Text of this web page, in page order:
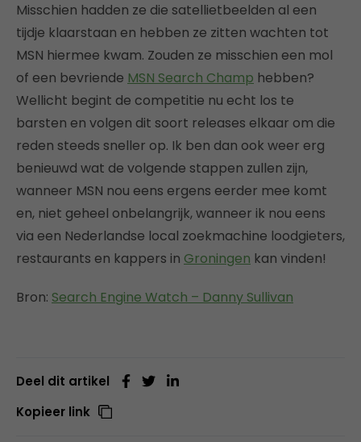
Misschien hadden ze die satellietbeelden al een
tijdje klaarstaan en hebben ze zitten wachten tot
MSN hiermee kwam. Zouden ze misschien een mol
of een bevriende MSN Search Champ hebben?
Wellicht begint de competitie nu echt los te
barsten en volgen dit soort releases elkaar om die
reden steeds sneller op. Ik ben dan ook weer erg
benieuwd wat de volgende stappen zullen zijn,
wanneer MSN nou eens ergens eerder mee komt
en, niet geheel onbelangrijk, wanneer ik nou eens
via een Nederlandse local zoekmachine loodgieters,
restaurants en kappers in Groningen kan vinden!
Bron: Search Engine Watch – Danny Sullivan
Deel dit artikel
Kopieer link